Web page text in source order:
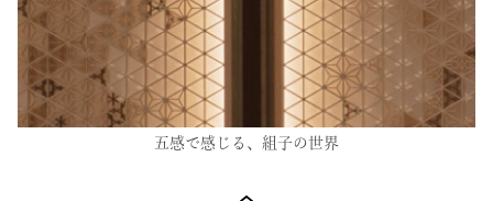
五感で感じる、組子の世界